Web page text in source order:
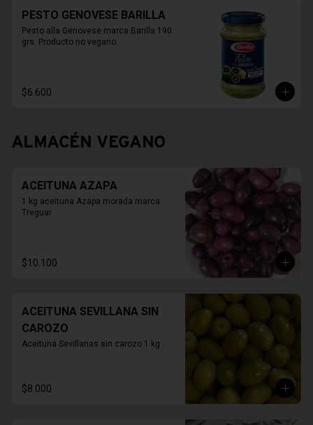
PESTO GENOVESE BARILLA
Pesto alla Genovese marca Barilla 190
grs. Producto no vegano.
$6.600
ALMACÉN VEGANO
ACEITUNA AZAPA
1 kg aceituna Azapa morada marca
Treguar
$10.100
ACEITUNA SEVILLANA SIN
CAROZO
Aceituna Sevillanas sin carozo 1 kg
$8.000